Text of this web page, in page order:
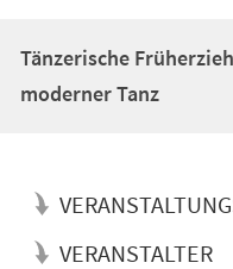
Tänzerische
moderner Tanz
VERANSTALTER